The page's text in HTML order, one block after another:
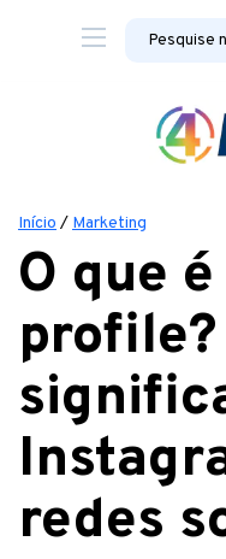
Início / Marketing
O que
redes